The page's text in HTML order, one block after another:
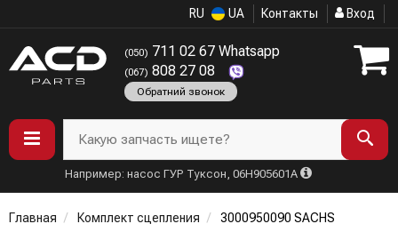
RU UA Контакты Вход
(050) 711 02 67 Whatsapp
(067) 808 27 08
Обратний звонок
Какую запчасть ищете?
Например: насос ГУР Туксон, 06H905601A
Главная Комплект сцепления 3000950090 SACHS